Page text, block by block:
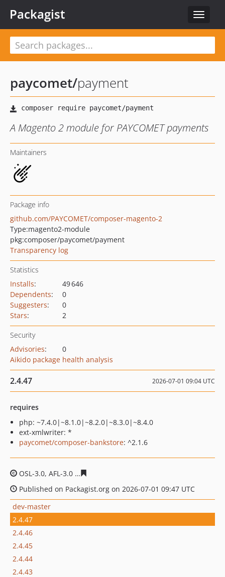
Toggle
Packagist
paycomet/payment
A Magento 2 module for PAYCOMET payments
Maintainers
Package info
github.com/PAYCOMET/composer-magento-2
Type:magento2-module
pkg:composer/paycomet/payment
Transparency log
Statistics
Installs:
49 646
Dependents:
0
Suggesters:
0
Stars: 2
Security
Advisories:
0
Aikido package health analysis
2.4.47 2026-07-01 09:04 UTC
requires
php: ~7.4.0|~8.1.0|~8.2.0|~8.3.0|~8.4.0
ext-xmlwriter: *
paycomet/composer-bankstore: ^2.1.6
OSL-3.0, AFL-3.0
Published on Packagist.org on 2026-07-01 09:47 UTC
dev-master
2.4.47
2.4.46
2.4.45
2.4.44
2.4.43